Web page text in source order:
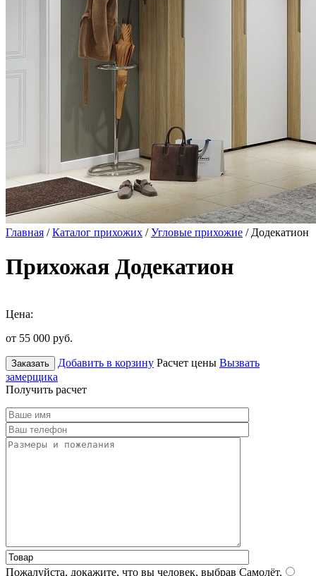
Главная /Каталог прихожих /Угловые прихожие / Додекатион
Прихожая Додекатион
Цена:
от 55 000 руб.
Заказать Добавить в корзину Расчет цены Вызвать
замерщика
Получить расчет
Пожалуйста, докажите, что вы человек, выбрав Самолёт.